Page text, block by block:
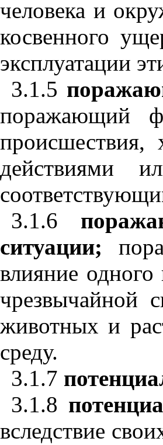
человека и
косвенного
эксплуатации
3.1.5
поражающий
происшествия,
действиями
3.1.6
ситуации;
влияние
чрезвычайной
животных и
среду.
3.1.7
3.1.8
вследствие